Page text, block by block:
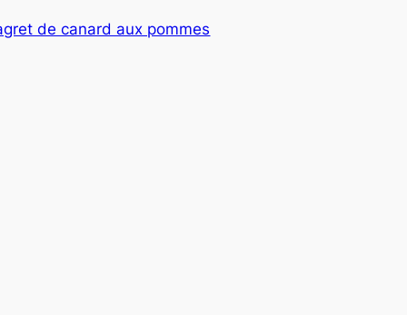
de canard aux pommes